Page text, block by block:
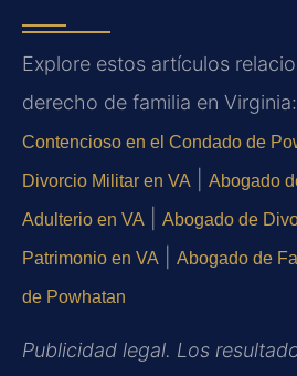
Explore estos artículos
derecho de familia en Virginia:
Contencioso en el Condado de
Divorcio Militar en VA Abogado
Adulterio en VA Abogado de
Patrimonio en VA Abogado de
de Powhatan
Publicidad legal. Los